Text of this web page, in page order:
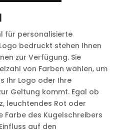
für personalisierte
bedruckt stehen Ihnen
zur Verfügung. Sie
von Farben wählen, um
Ihr Logo oder Ihre
Geltung kommt. Egal ob
leuchtendes Rot oder
Farbe des Kugelschreibers
auf den